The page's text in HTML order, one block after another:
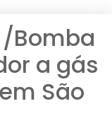
Bomba
a gás
São